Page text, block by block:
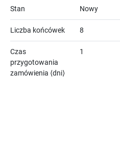
Stan Nowy
Liczba końcówek 8
Czas
przygotowania
zamówienia ⟨dni⟩
1